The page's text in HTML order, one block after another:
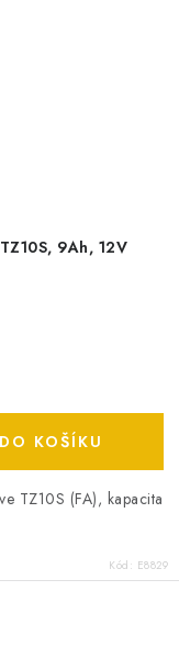
9Ah, 12V
DO KOŠÍKU
TZ10S (FA), kapacita
Kód: E8829